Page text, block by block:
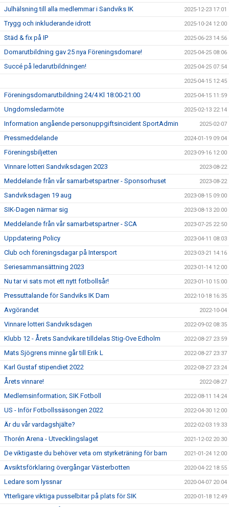
Julhälsning till alla medlemmar i Sandviks IK 2025-12-23 17:01
Trygg och inkluderande idrott 2025-10-24 12:00
Städ & fix på IP 2025-06-23 14:56
Domarutbildning gav 25 nya Föreningsdomare! 2025-04-25 08:06
Succé på ledarutbildningen! 2025-04-25 07:54
2025-04-15 12:45
Föreningsdomarutbildning 24/4 Kl 18:00-21:00 2025-04-15 11:59
Ungdomsledarmöte 2025-02-13 22:14
Information angående personuppgiftsincident SportAdmin 2025-02-07
Pressmeddelande 2024-01-19 09:04
Föreningsbiljetten 2023-09-16 12:00
Vinnare lotteri Sandviksdagen 2023 2023-08-22
Meddelande från vår samarbetspartner - Sponsorhuset 2023-08-22
Sandviksdagen 19 aug 2023-08-15 09:00
SIK-Dagen närmar sig 2023-08-13 20:00
Meddelande från vår samarbetspartner - SCA 2023-07-25 22:50
Uppdatering Policy 2023-04-11 08:03
Club och föreningsdagar på Intersport 2023-03-21 14:16
Seriesammansättning 2023 2023-01-14 12:00
Nu tar vi sats mot ett nytt fotbollsår! 2023-01-10 15:00
Pressuttalande för Sandviks IK Dam 2022-10-18 16:35
Avgörandet 2022-10-04
Vinnare lotteri Sandviksdagen 2022-09-02 08:35
Klubb 12 - Årets Sandvikare tilldelas Stig-Ove Edholm 2022-08-27 23:59
Mats Sjögrens minne går till Erik L 2022-08-27 23:37
Karl Gustaf stipendiet 2022 2022-08-27 23:24
Årets vinnare! 2022-08-27
Medlemsinformation; SIK Fotboll 2022-08-11 14:24
US - Inför Fotbollssäsongen 2022 2022-04-30 12:00
Är du vår vardagshjälte? 2022-02-03 19:33
Thorén Arena - Utvecklingslaget 2021-12-02 20:30
De viktigaste du behöver veta om styrketräning för barn 2021-01-24 12:00
Avsiktsförklaring övergångar Västerbotten 2020-04-22 18:55
Ledare som lyssnar 2020-04-07 20:04
Ytterligare viktiga pusselbitar på plats för SIK 2020-01-18 12:49